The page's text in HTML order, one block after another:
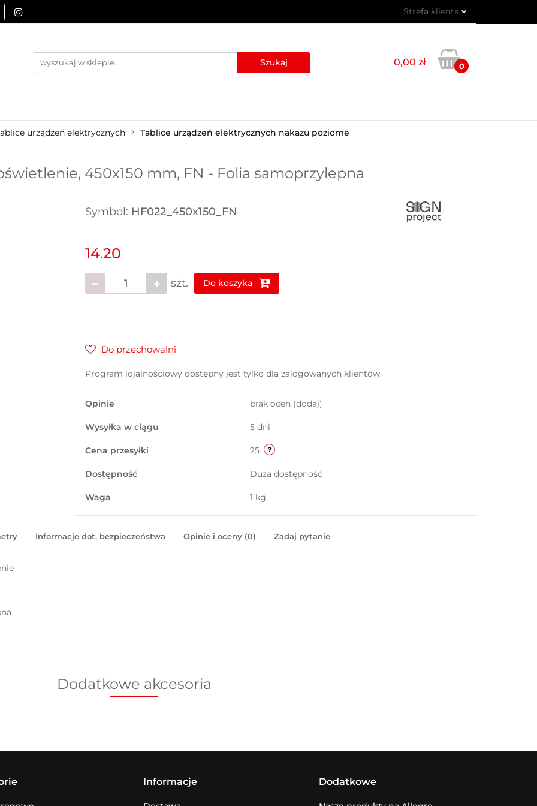
Strefa klienta
Zarejestruj się
Dodaj zgłoszenie
0,00 zł 0
URZĄDZENIA BRD
urządzeń elektrycznych Tablice urządzeń elektrycznych nakazu poziome
450x150 mm, FN - Folia samoprzylepna
Symbol: HF022_450x150_FN
14.20
szt. Do koszyka
Do przechowalni
Program lojalnościowy dostępny jest tylko dla zalogowanych klientów.
Opinie brak ocen (dodaj)
Wysyłka w ciągu 5 dni
Cena przesyłki 25
Dostępność Duża dostępność
Waga 1 kg
Informacje dot. bezpieczeństwa Opinie i oceny (0) Zadaj pytanie
Dodatkowe akcesoria
Informacje Dodatkowe